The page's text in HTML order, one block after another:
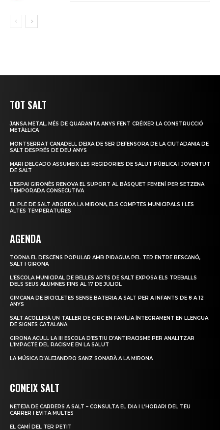
TOT SALT
JANSA METAL, MÉS DE QUARANTA ANYS FENT CRÉIXER LA CONSTRUCCIÓ
METÀL·LICA
MONTSERRAT CANADELL DEIXA DE SER DEFENSORA DE LA CIUTADANIA DE
SALT DESPRÉS DE DEU ANYS
MARI DELGADO ASSUMEIX LES REGIDORIES DE SALUT PÚBLICA I JOVENTUT
DE SALT
L’ESPAI GIRONÈS RENOVA EL SUPORT AL BÀSQUET FEMENÍ PER SETZENA
TEMPORADA CONSECUTIVA
EL PLE DE SALT ABORDA LA MIRONA, ELS COMPTES MUNICIPALS I LES
ALTES TEMPERATURES
AGENDA
TORNA EL DESCENS POPULAR AMB PIRAGUA PEL TER ENTRE BESCANÓ,
SALT I GIRONA
L’ESCOLA MUNICIPAL DE BELLES ARTS DE SALT EXPOSA ELS TREBALLS
DELS SEUS ALUMNES FINS AL 17 DE JULIOL
GIMCANA DE BICICLETES SENSE BATERIA A SALT PER A INFANTS DE 8 A 12
ANYS
SALT ACOLLIRÀ UN TALLER DE CIRC EN FAMÍLIA ÍNTEGRAMENT EN LLENGUA
DE SIGNES CATALANA
GIRONA ACULL LA III ESCOLA D’ESTIU D’ANTIRACISME PER ANALITZAR
L’IMPACTE DEL RACISME EN LA SALUT
LA MÚSICA D’ALEJANDRO SANZ SONARÀ A LA MIRONA
CONEIX SALT
NETEJA DE CARRERS A SALT – CONSULTA EL DIA I L’HORARI DEL TEU
CARRER I EVITA MULTES
EL CAMÍ DEL TER PETIT